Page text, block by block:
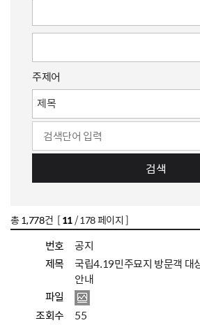
주제어
검색
총 1,778건 [11/ 178 페이지 ]
번호
공지
제목
국립4.19민주묘지 방문객 대
안내
파일
조회수
55